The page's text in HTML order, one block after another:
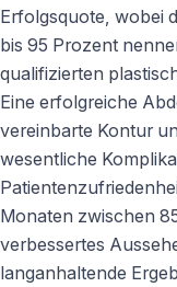
Erfolgsquote, wobei
bis 95 Prozent
qualifizierten
Eine erfolgreiche
vereinbarte Kontur
wesentliche
Monaten zwischen
verbessertes
langanhaltende